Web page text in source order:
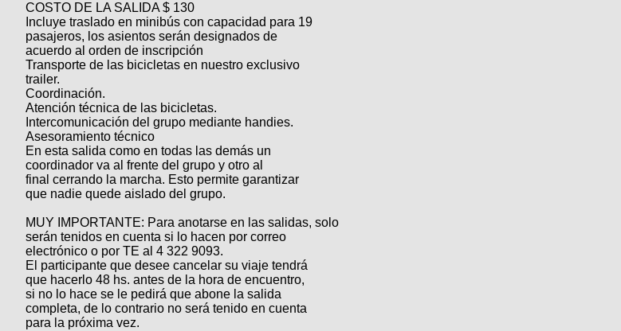
mas
votadas
COSTO DE LA SALIDA $ 130
Incluye traslado en minibús con capacidad para 19
pasajeros, los asientos serán designados de
acuerdo al orden de inscripción
Transporte de las bicicletas en nuestro exclusivo
trailer.
Coordinación.
Atención técnica de las bicicletas.
Intercomunicación del grupo mediante handies.
Asesoramiento técnico
En esta salida como en todas las demás un
coordinador va al frente del grupo y otro al
final cerrando la marcha. Esto permite garantizar
que nadie quede aislado del grupo.
MUY IMPORTANTE: Para anotarse en las salidas, solo
serán tenidos en cuenta si lo hacen por correo
electrónico o por TE al 4 322 9093.
El participante que desee cancelar su viaje tendrá
que hacerlo 48 hs. antes de la hora de encuentro,
si no lo hace se le pedirá que abone la salida
completa, de lo contrario no será tenido en cuenta
para la próxima vez.